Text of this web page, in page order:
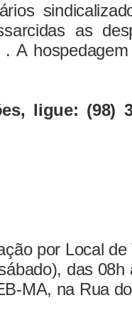
as
A
ligue: (98)
por Local de
das 08h
MA, na Rua